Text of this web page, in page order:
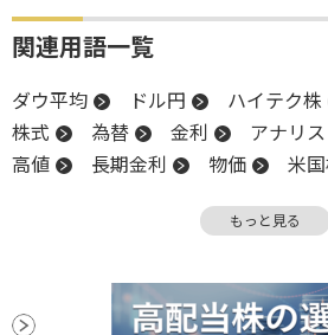
関連用語一覧
ダウ平均 ドル円 ハイテク株
株式
為替 金利 アナリ
高値
長期金利 物価 米
上値 大台
もっと見る